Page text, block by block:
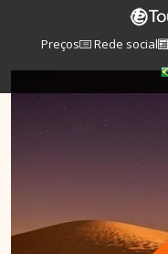
Preços Rede social